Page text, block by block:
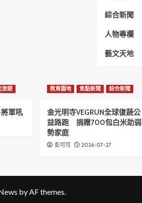
綜合新聞
人物專欄
藝文天地
旅遊
軍吼
教育園地 焦點新聞 綜合新聞
金光明寺VEGRUN全球復蔬公
益路跑 捐贈700包白米助弱
勢家庭
彭可可 2026-07-27
by AF themes.